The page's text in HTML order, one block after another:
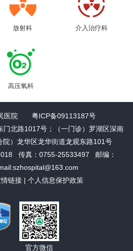
放射科 介入治疗科
高压氧科
医院 粤ICP备09113187号
门北路1017号；（一门诊）罗湖区深南
院）龙华区龙华街道龙观东路101号
传真：0755-25533497 邮编：
链接 | 个人信息保护政策
官方微信